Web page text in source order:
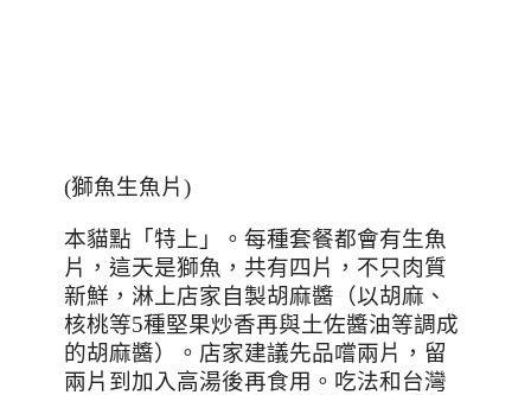
(獅魚生魚片)
本貓點「特上」。每種套餐都會有生魚
片，這天是獅魚，共有四片，不只肉質
新鮮，淋上店家自製胡麻醬（以胡麻、
核桃等5種堅果炒香再與土佐醬油等調成
的胡麻醬）。店家建議先品嚐兩片，留
兩片到加入高湯後再食用。吃法和台灣